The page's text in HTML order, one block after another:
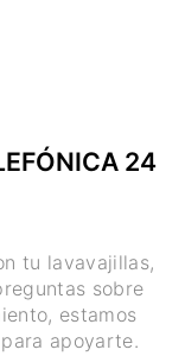
24
tu lavavajillas,
sobre
estamos
apoyarte.